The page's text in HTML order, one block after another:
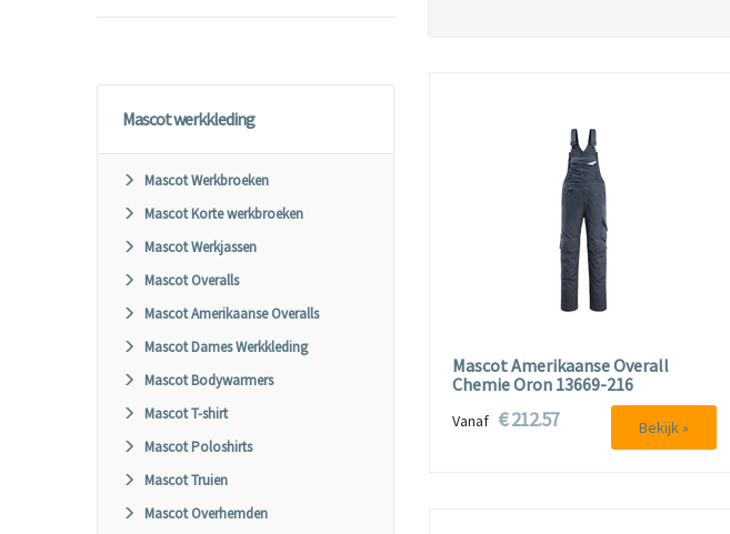
Mascot werkkleding
Mascot Werkbroeken
Mascot Korte werkbroeken
Mascot Werkjassen
Mascot Overalls
Mascot Amerikaanse Overalls
Mascot Dames Werkkleding
Mascot Bodywarmers
Mascot T-shirt
Mascot Poloshirts
Mascot Truien
Mascot Overhemden
Mascot Amerikaanse Overall
Chemie Oron 13669-216
Vanaf € 212.57 Bekijk »